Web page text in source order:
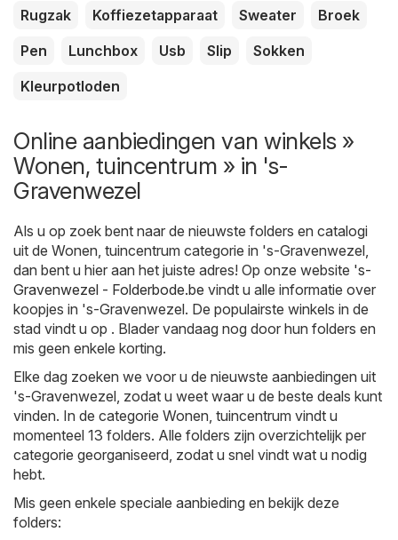
Rugzak
Koffiezetapparaat Sweater
Broek
Pen
Lunchbox Usb Slip
Sokken
Kleurpotloden
Online aanbiedingen van winkels »
Wonen, tuincentrum » in 's-
Gravenwezel
Als u op zoek bent naar de nieuwste folders en catalogi
uit de Wonen, tuincentrum categorie in 's-Gravenwezel,
dan bent u hier aan het juiste adres! Op onze website 's-
Gravenwezel - Folderbode.be vindt u alle informatie over
koopjes in 's-Gravenwezel. De populairste winkels in de
stad vindt u op . Blader vandaag nog door hun folders en
mis geen enkele korting.
Elke dag zoeken we voor u de nieuwste aanbiedingen uit
's-Gravenwezel, zodat u weet waar u de beste deals kunt
vinden. In de categorie Wonen, tuincentrum vindt u
momenteel 13 folders. Alle folders zijn overzichtelijk per
categorie georganiseerd, zodat u snel vindt wat u nodig
hebt.
Mis geen enkele speciale aanbieding en bekijk deze
folders: